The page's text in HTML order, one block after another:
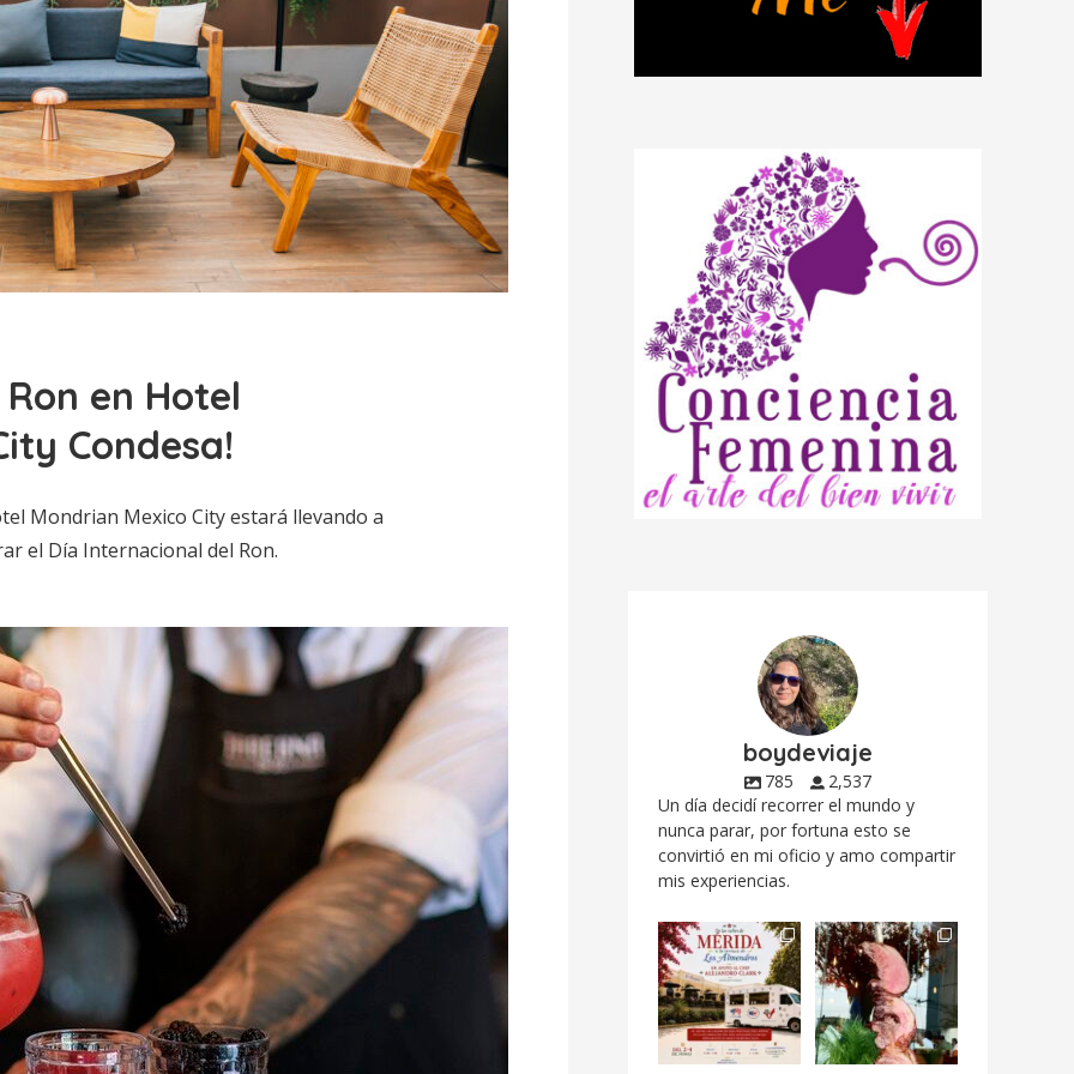
en Hotel
Condesa!
Mondrian Mexico City estará llevando a
el Día Internacional del Ron.
boydeviaje
785
2,537
Un día decidí recorrer el mundo y
nunca parar, por fortuna esto se
convirtió en mi oficio y amo compartir
mis experiencias.
Siempre me mueven
las causas y comer
con causa es...
12 0
Fuimos a celebrar a
mis dos #mamás
más cercanas mi...
17 0